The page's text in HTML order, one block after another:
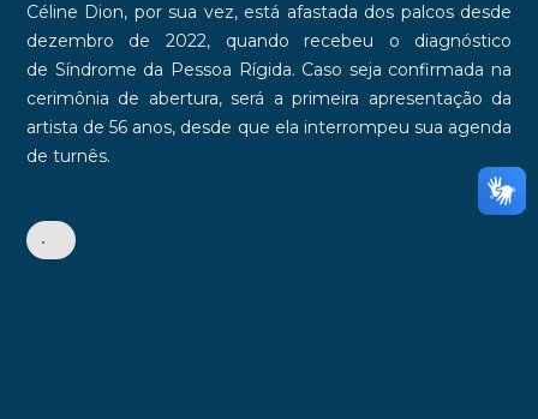
Céline Dion, por sua vez, está afastada dos palcos desde
dezembro de 2022, quando recebeu o diagnóstico
de Síndrome da Pessoa Rígida. Caso seja confirmada na
cerimônia de abertura, será a primeira apresentação da
artista de 56 anos, desde que ela interrompeu sua agenda
de turnês.
•